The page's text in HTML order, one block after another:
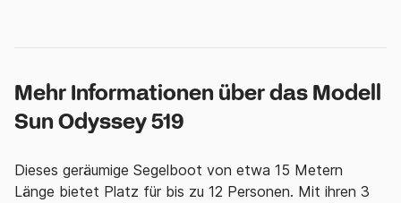
Mehr Informationen über das Modell
Sun Odyssey 519
Dieses geräumige Segelboot von etwa 15 Metern
Länge bietet Platz für bis zu 12 Personen. Mit ihren 3